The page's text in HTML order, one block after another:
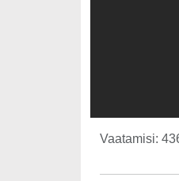
Vaatamisi: